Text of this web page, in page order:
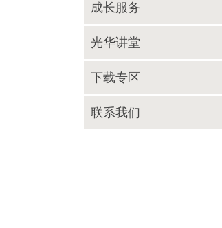
成长服务
光华讲堂
下载专区
联系我们